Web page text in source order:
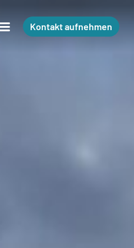
Kontakt aufnehmen